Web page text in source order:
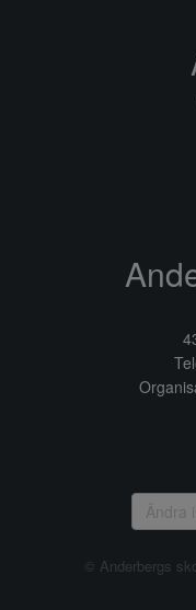
Ändra
© Anderbergs